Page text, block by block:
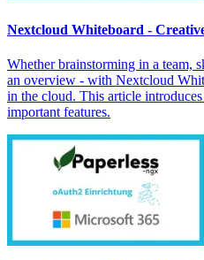
Nextcloud Whiteboard -
Whether brainstorming in a team,
an overview - with Nextcloud
in the cloud. This article
important features.